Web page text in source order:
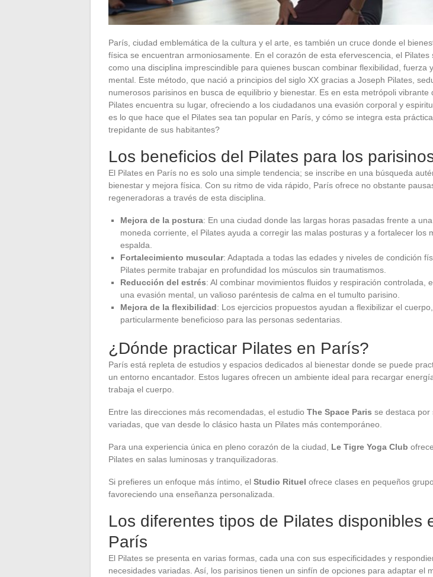
París, ciudad emblemática de la cultura y el arte, es también un cruce donde el
física se encuentran armoniosamente. En el corazón de esta efervescencia, el Pilates
como una disciplina imprescindible para quienes buscan combinar flexibilidad, fuerza
mental. Este método, que nació a principios del siglo XX gracias a Joseph Pilates,
numerosos parisinos en busca de equilibrio y bienestar. Es en esta metrópoli vibrante
Pilates encuentra su lugar, ofreciendo a los ciudadanos una evasión corporal y
es lo que hace que el Pilates sea tan popular en París, y cómo se integra esta
trepidante de sus habitantes?
Los beneficios del Pilates para los
El Pilates en París no es solo una simple tendencia; se inscribe en una búsqueda
bienestar y mejora física. Con su ritmo de vida rápido, París ofrece no obstante
regeneradoras a través de esta disciplina.
Mejora de la postura: En una ciudad donde las largas horas pasadas frente a
moneda corriente, el Pilates ayuda a corregir las malas posturas y a fortalecer los
espalda.
Fortalecimiento muscular: Adaptada a todas las edades y niveles de condición
Pilates permite trabajar en profundidad los músculos sin traumatismos.
Reducción del estrés: Al combinar movimientos fluidos y respiración controlada,
una evasión mental, un valioso paréntesis de calma en el tumulto parisino.
Mejora de la flexibilidad: Los ejercicios propuestos ayudan a flexibilizar el
particularmente beneficioso para las personas sedentarias.
¿Dónde practicar Pilates en París?
París está repleta de estudios y espacios dedicados al bienestar donde se puede
un entorno encantador. Estos lugares ofrecen un ambiente ideal para recargar
trabaja el cuerpo.
Entre las direcciones más recomendadas, el estudio The Space Paris se destaca por
variadas, que van desde lo clásico hasta un Pilates más contemporáneo.
Para una experiencia única en pleno corazón de la ciudad, Le Tigre Yoga Club
Pilates en salas luminosas y tranquilizadoras.
Si prefieres un enfoque más íntimo, el Studio Rituel ofrece clases en pequeños
favoreciendo una enseñanza personalizada.
Los diferentes tipos de Pilates disponibles
París
El Pilates se presenta en varias formas, cada una con sus especificidades y
necesidades variadas. Así, los parisinos tienen un sinfín de opciones para adaptar el